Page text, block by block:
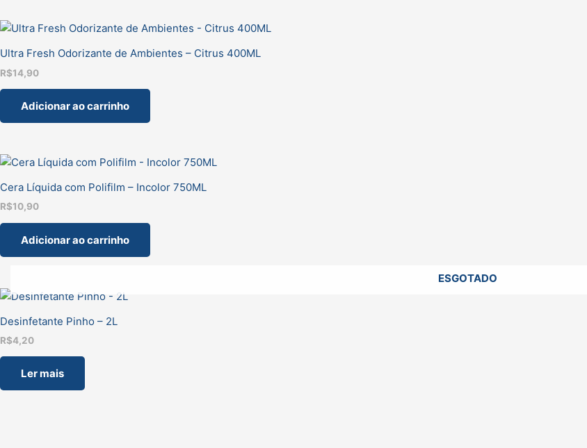
Ultra Fresh Odorizante de Ambientes – Citrus 400ML
R$14,90
Adicionar ao carrinho
Cera Líquida com Polifilm – Incolor 750ML
R$10,90
Adicionar ao carrinho
ESGOTADO
Desinfetante Pinho – 2L
R$4,20
Ler mais